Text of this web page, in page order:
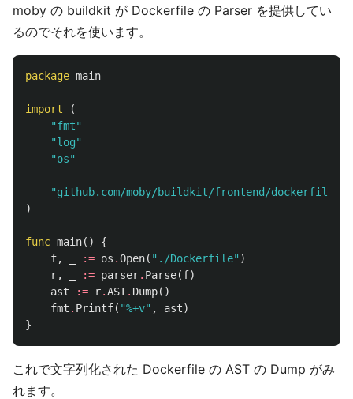
moby の buildkit が Dockerfile の Parser を提供してい
るのでそれを使います。
package main
import
(
"fmt"
"log"
"os"
"github.com/moby/buildkit/frontend/dockerfile/
)
func main()
{
f, := os .Open( "./Dockerfile" )
r, := parser. Parse(f)
ast
:= r.AST. Dump()
fmt . Printf( "%+v" , ast)
}
これで文字列化された Dockerfile の AST の Dump がみ
れます。